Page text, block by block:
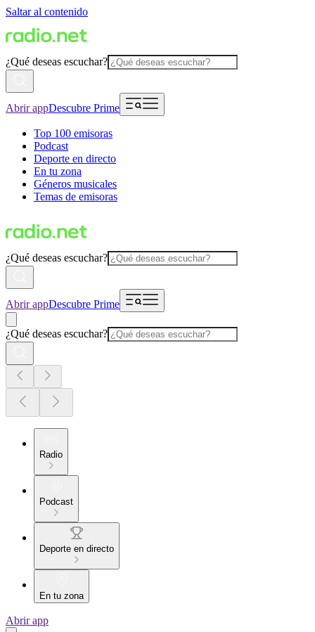
Saltar al contenido
¿Qué deseas escuchar?
Abrir appDescubre Prime
Top 100 emisoras
Podcast
Deporte en directo
En tu zona
Géneros musicales
Temas de emisoras
¿Qué deseas escuchar?
Abrir appDescubre Prime
¿Qué deseas escuchar?
Radio
Podcast
Deporte en directo
En tu zona
Abrir app